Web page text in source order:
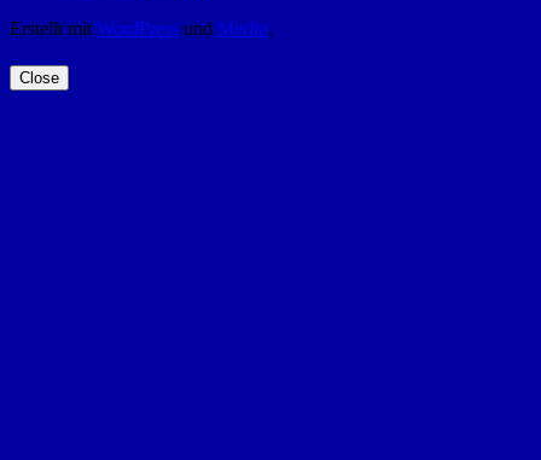
Erstellt mit WordPress und Merlin.
Close